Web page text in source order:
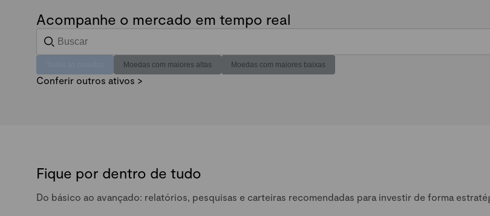
Acompanhe o mercado em tempo real
Moedas com maiores altas Moedas com maiores baixas
Conferir outros ativos >
Fique por dentro de tudo
Do básico ao avançado: relatórios, pesquisas e carteiras recomendadas para investir de forma